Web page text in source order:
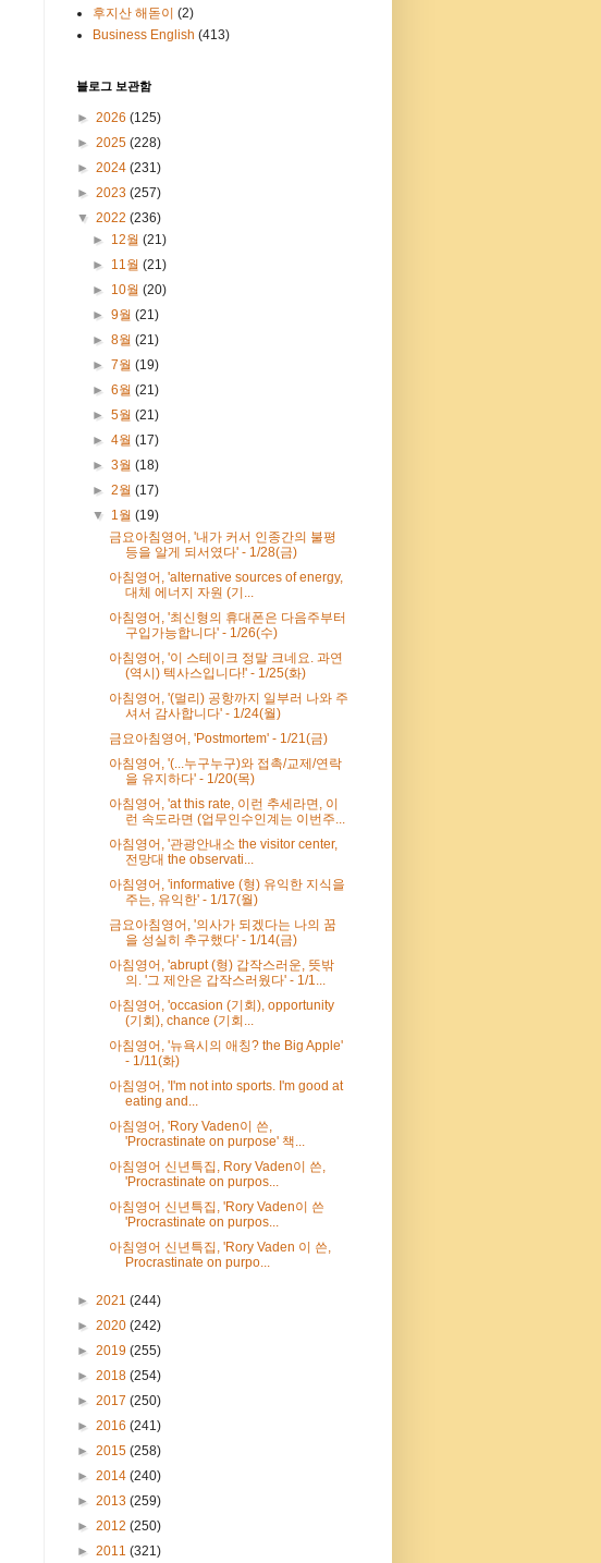
후지산 해돋이 (2)
Business English (413)
블로그 보관함
► 2026 (125)
► 2025 (228)
► 2024 (231)
► 2023 (257)
▼ 2022 (236)
► 12월(21)
► 11월(21)
► 10월(20)
►9월(21)
►8월(21)
►7월(19)
►6월(21)
►5월(21)
►4월(17)
►3월(18)
►2월(17)
▼ 1월(19)
금요아침영어, '내가 커서 인종간의 불평
등을 알게 되서였다' - 1/28(금)
아침영어, 'alternative sources of energy,
대체 에너지 자원 (기...
아침영어, '최신형의 휴대폰은 다음주부터
구입가능합니다' - 1/26(수)
아침영어, '이 스테이크 정말 크네요. 과연
(역시) 텍사스입니다!' - 1/25(화)
아침영어, '(멀리) 공항까지 일부러 나와 주
셔서 감사합니다' - 1/24(월)
금요아침영어, 'Postmortem' - 1/21(금)
아침영어, '(...누구누구)와 접촉/교제/연락
을 유지하다' - 1/20(목)
아침영어, 'at this rate, 이런 추세라면, 이
런 속도라면 (업무인수인계는 이번주...
아침영어, '관광안내소 the visitor center,
전망대 the observati...
아침영어, 'informative (형) 유익한 지식을
주는, 유익한' - 1/17(월)
금요아침영어, '의사가 되겠다는 나의 꿈
을 성실히 추구했다' - 1/14(금)
아침영어, 'abrupt (형) 갑작스러운, 뜻밖
의. '그 제안은 갑작스러웠다' - 1/1...
아침영어, 'occasion (기회), opportunity
(기회), chance (기회...
아침영어, '뉴욕시의 애칭? the Big Apple'
- 1/11(화)
아침영어, 'I'm not into sports. I'm good at
eating and...
아침영어, 'Rory Vaden이 쓴,
'Procrastinate on purpose' 책...
아침영어 신년특집, Rory Vaden이 쓴,
'Procrastinate on purpos...
아침영어 신년특집, 'Rory Vaden이 쓴
'Procrastinate on purpos...
아침영어 신년특집, 'Rory Vaden 이 쓴,
Procrastinate on purpo...
► 2021 (244)
► 2020 (242)
► 2019 (255)
► 2018 (254)
► 2017 (250)
► 2016 (241)
► 2015 (258)
► 2014 (240)
► 2013 (259)
► 2012 (250)
► 2011 (321)